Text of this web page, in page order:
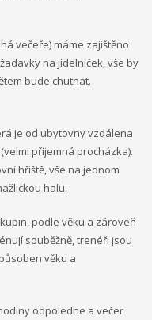
večeře) máme zajištěno
na jídelníček, vše by
bude chutnat.
je od ubytovny vzdálena
příjemná procházka).
hřiště, vše na jednom
halu.
podle věku a zároveň
souběžně, trenéři jsou
věku a
odpoledne a večer